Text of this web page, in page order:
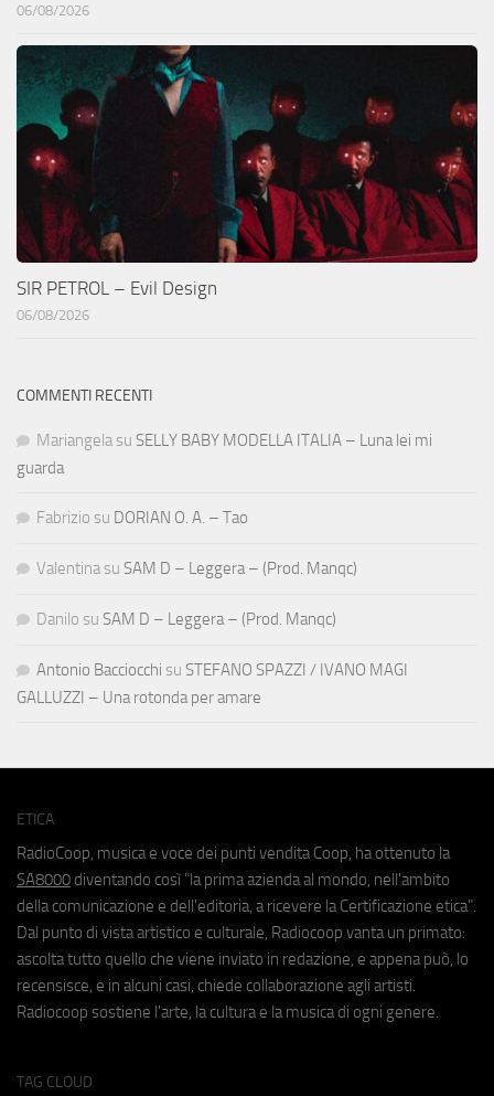
06/08/2026
SIR PETROL – Evil Design
06/08/2026
COMMENTI RECENTI
Mariangela su SELLY BABY MODELLA ITALIA – Luna lei mi
guarda
Fabrizio su DORIAN O. A. – Tao
Valentina su SAM D – Leggera – (Prod. Manqc)
Danilo su SAM D – Leggera – (Prod. Manqc)
Antonio Bacciocchi su STEFANO SPAZZI / IVANO MAGI
GALLUZZI – Una rotonda per amare
ETICA
RadioCoop, musica e voce dei punti vendita Coop, ha ottenuto la
SA8000 diventando così "la prima azienda al mondo, nell'ambito
della comunicazione e dell'editoria, a ricevere la Certificazione etica".
Dal punto di vista artistico e culturale, Radiocoop vanta un primato:
ascolta tutto quello che viene inviato in redazione, e appena può, lo
recensisce, e in alcuni casi, chiede collaborazione agli artisti.
Radiocoop sostiene l'arte, la cultura e la musica di ogni genere.
TAG CLOUD